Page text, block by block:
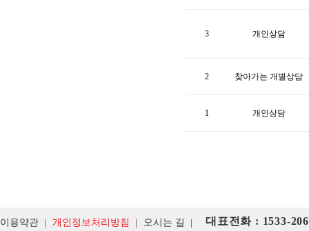
3 개인상담
2 찾아가는 개별상담
1 개인상담
이용약관 개인정보처리방침 오시는 길 대표전화 : 1533-